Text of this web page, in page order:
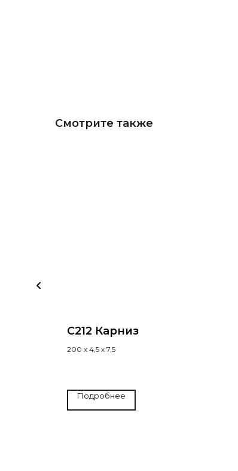
Смотрите также
C212 Карниз
200 х 4,5 х 7,5
Подробнее